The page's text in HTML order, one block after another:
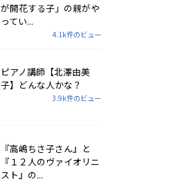
が開花する子」の親がや
ってい...
4.1k件のビュー
ピアノ講師【北澤由美
子】どんな人かな？
3.9k件のビュー
『高嶋ちさ子さん』と
『１２人のヴァイオリニ
スト』の...